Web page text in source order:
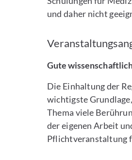
und daher nicht
Gute
Die Einhaltung der
wichtigste
Thema viele
der eigenen Arbeit
Pflichtveranstaltung